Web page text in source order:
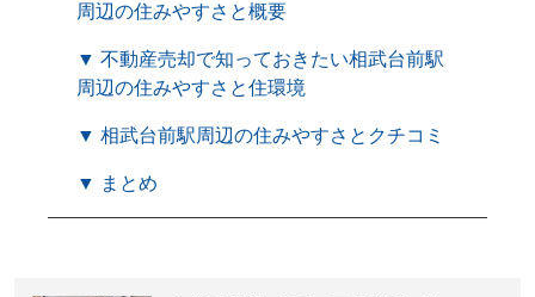
周辺の住みやすさと概要
▼ 不動産売却で知っておきたい相武台前駅
周辺の住みやすさと住環境
▼ 相武台前駅周辺の住みやすさとクチコミ
▼ まとめ